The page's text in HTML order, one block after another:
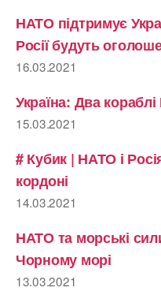
НАТО підтримує
Росії будуть
16.03.2021
Україна: Два
15.03.2021
# Кубик | НАТО і
кордоні
14.03.2021
НАТО та морські
Чорному морі
13.03.2021